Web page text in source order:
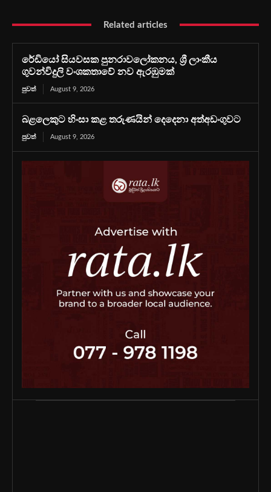
Related articles
රේඩියෝ සියවසක පුනරාවලෝකනය, ශ්‍රී ලාංකීය
ගුවන්විදුලි වංශකතාවේ නව ඇරඹුමක්
පුවත් August 9, 2026
බළලෙකුට හිංසා කළ තරුණයින් දෙදෙනා අත්අඩංගුවට
පුවත් August 9, 2026